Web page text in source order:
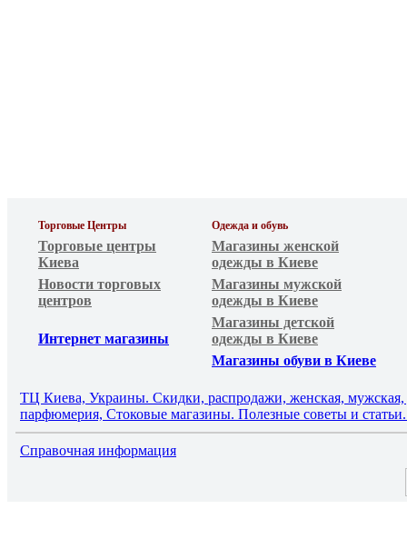
Торговые Центры
Торговые центры
Киева
Новости торговых
центров
Интернет магазины
Одежда и обувь
Магазины женской
одежды в Киеве
Магазины мужской
одежды в Киеве
Магазины детской
одежды в Киеве
Магазины обуви в Киеве
ТЦ Киева, Украины. Скидки, распродажи, женская, мужская,
парфюмерия, Стоковые магазины. Полезные советы и
Справочная информация